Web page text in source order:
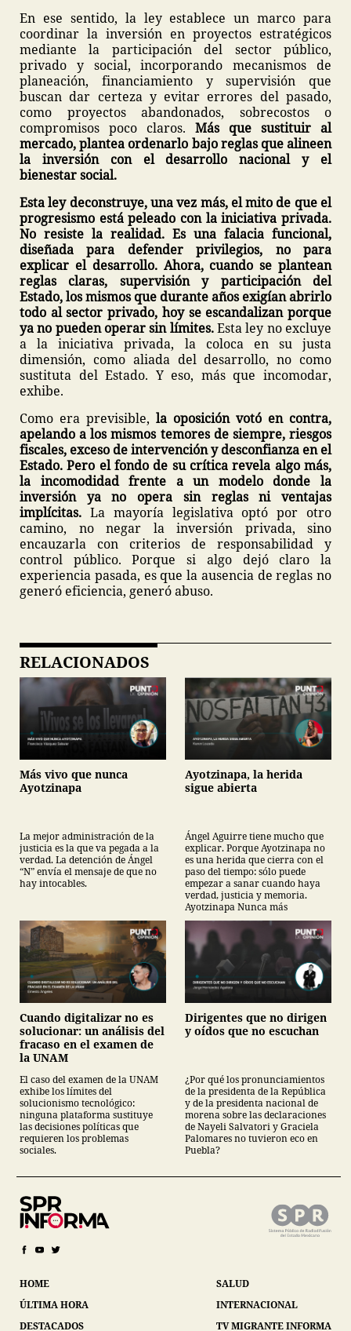
En ese sentido, la ley establece un marco para
coordinar la inversión en proyectos estratégicos
mediante la participación del sector público,
privado y social, incorporando mecanismos de
planeación, financiamiento y supervisión que
buscan dar certeza y evitar errores del pasado,
como proyectos abandonados, sobrecostos o
compromisos poco claros. Más que sustituir al
mercado, plantea ordenarlo bajo reglas que alineen
la inversión con el desarrollo nacional y el
bienestar social.
Esta ley deconstruye, una vez más, el mito de que el
progresismo está peleado con la iniciativa privada.
No resiste la realidad. Es una falacia funcional,
diseñada para defender privilegios, no para
explicar el desarrollo. Ahora, cuando se plantean
reglas claras, supervisión y participación del
Estado, los mismos que durante años exigían abrirlo
todo al sector privado, hoy se escandalizan porque
ya no pueden operar sin límites.Esta ley no excluye
a la iniciativa privada, la coloca en su justa
dimensión, como aliada del desarrollo, no como
sustituta del Estado. Y eso, más que incomodar,
exhibe.
Como era previsible, la oposición votó en contra,
apelando a los mismos temores de siempre, riesgos
fiscales, exceso de intervención y desconfianza en el
Estado. Pero el fondo de su crítica revela algo más,
la incomodidad frente a un modelo donde la
inversión ya no opera sin reglas ni ventajas
implícitas. La mayoría legislativa optó por otro
camino, no negar la inversión privada, sino
encauzarla con criterios de responsabilidad y
control público. Porque si algo dejó claro la
experiencia pasada, es que la ausencia de reglas no
generó eficiencia, generó abuso.
RELACIONADOS
Más vivo que nunca
Ayotzinapa
La mejor administración de la
justicia es la que va pegada a la
verdad. La detención de Ángel
“N” envía el mensaje de que no
hay intocables.
Ayotzinapa, la herida
sigue abierta
Ángel Aguirre tiene mucho que
explicar. Porque Ayotzinapa no
es una herida que cierra con el
paso del tiempo: sólo puede
empezar a sanar cuando haya
verdad, justicia y memoria.
Ayotzinapa Nunca más
Cuando digitalizar no es
solucionar: un análisis del
fracaso en el examen de
la UNAM
El caso del examen de la UNAM
exhibe los límites del
solucionismo tecnológico:
ninguna plataforma sustituye
las decisiones políticas que
requieren los problemas
sociales.
Dirigentes que no dirigen
y oídos que no escuchan
¿Por qué los pronunciamientos
de la presidenta de la República
y de la presidenta nacional de
morena sobre las declaraciones
de Nayeli Salvatori y Graciela
Palomares no tuvieron eco en
Puebla?
HOME
ÚLTIMA HORA
DESTACADOS
SALUD
INTERNACIONAL
TV MIGRANTE INFORMA